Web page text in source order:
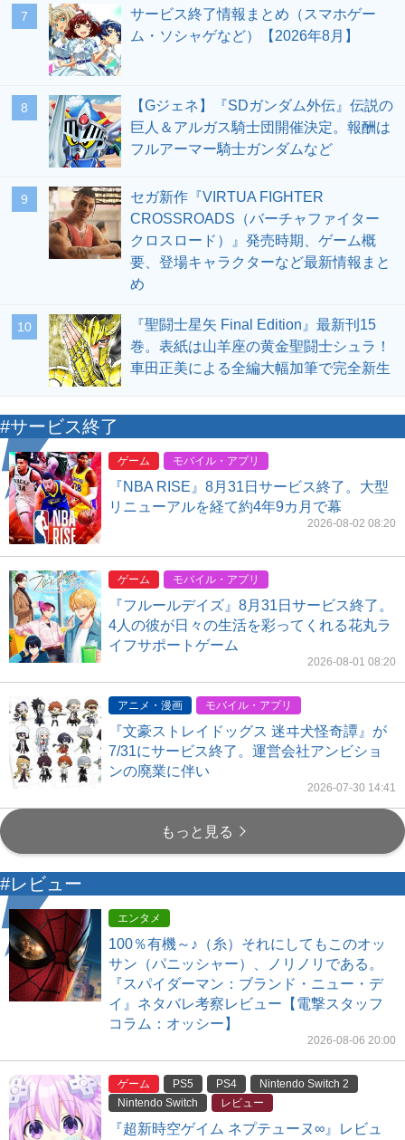
7
サービス終了情報まとめ（スマホゲー
ム・ソシャゲなど）【2026年8月】
8
【Gジェネ】『SDガンダム外伝』伝説の
巨人＆アルガス騎士団開催決定。報酬は
フルアーマー騎士ガンダムなど
9
セガ新作『VIRTUA FIGHTER
CROSSROADS（バーチャファイター
クロスロード）』発売時期、ゲーム概
要、登場キャラクターなど最新情報まと
め
10
『聖闘士星矢 Final Edition』最新刊15
巻。表紙は山羊座の黄金聖闘士シュラ！
車田正美による全編大幅加筆で完全新生
#サービス終了
ゲーム モバイル・アプリ
『NBA RISE』8月31日サービス終了。大型
リニューアルを経て約4年9カ月で幕
2026-08-02 08:20
ゲーム モバイル・アプリ
『フルールデイズ』8月31日サービス終了。
4人の彼が日々の生活を彩ってくれる花丸ラ
イフサポートゲーム
2026-08-01 08:20
アニメ・漫画 モバイル・アプリ
『文豪ストレイドッグス 迷ヰ犬怪奇譚』が
7/31にサービス終了。運営会社アンビショ
ンの廃業に伴い
2026-07-30 14:41
もっと見る
#レビュー
エンタメ
100％有機～♪（糸）それにしてもこのオッ
サン（パニッシャー）、ノリノリである。
『スパイダーマン：ブランド・ニュー・デ
イ』ネタバレ考察レビュー【電撃スタッフ
コラム：オッシー】
2026-08-06 20:00
ゲーム PS5 PS4
Nintendo Switch 2
Nintendo Switch
レビュー
『超新時空ゲイム ネプテューヌ∞』レビュ